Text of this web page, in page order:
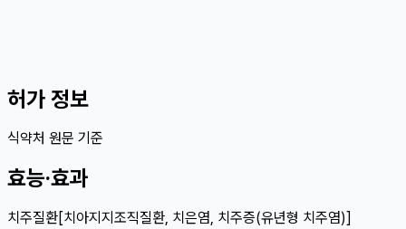
허가 정보
식약처 원문 기준
효능·효과
치주질환[치아지지조직질환, 치은염, 치주증(유년형 치주염)]